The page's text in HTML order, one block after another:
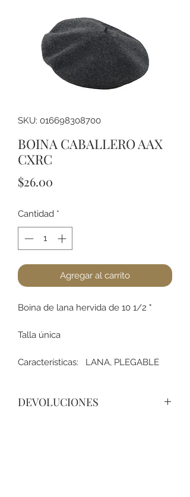
SKU: 016698308700
BOINA CABALLERO AAX
CXRC
$26.00
Cantidad *
Agregar al carrito
Boina de lana hervida de 10 1/2 "
Talla única
Características: LANA, PLEGABLE
DEVOLUCIONES